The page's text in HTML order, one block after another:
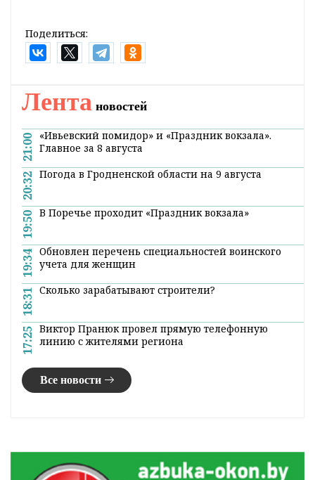
Поделиться:
Лента новостей
21:00
«Ивьевский помидор» и «Праздник вокзала».
Главное за 8 августа
20:32 Погода в Гродненской области на 9 августа
19:50 В Поречье проходит «Праздник вокзала»
19:34 Обновлен перечень специальностей воинского
учета для женщин
18:31 Сколько зарабатывают строители?
17:25 Виктор Пранюк провел прямую телефонную
линию с жителями региона
Все новости